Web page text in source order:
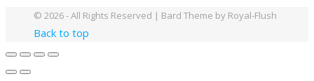
© 2026 - All Rights Reserved | Bard Theme by Royal-Flush
Back to top